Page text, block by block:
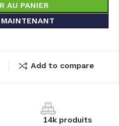
AU PANIER
Add to compare
14k produits